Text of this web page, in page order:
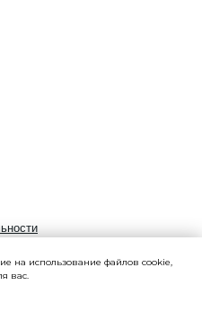
на использование файлов cookie,
вас.